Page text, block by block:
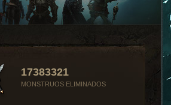
17383321
MONSTRUOS ELIMINADOS